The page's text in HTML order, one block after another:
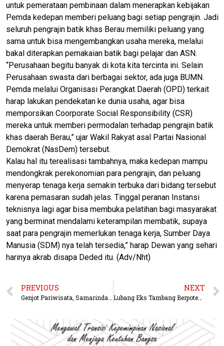
untuk pemerataan pembinaan dalam menerapkan kebijakan
Pemda kedepan memberi peluang bagi setiap pengrajin. Jadi
seluruh pengrajin batik khas Berau memiliki peluang yang
sama untuk bisa mengembangkan usaha mereka, melalui
bakal diterapkan pemakaian batik bagi pelajar dan ASN.
“Perusahaan begitu banyak di kota kita tercinta ini. Selain
Perusahaan swasta dari berbagai sektor, ada juga BUMN.
Pemda melalui Organisasi Perangkat Daerah (OPD) terkait
harap lakukan pendekatan ke dunia usaha, agar bisa
memporsikan Coorporate Social Responsibility (CSR)
mereka untuk memberi permodalan terhadap pengrajin batik
khas daerah Berau,” ujar Wakil Rakyat asal Partai Nasional
Demokrat (NasDem) tersebut.
Kalau hal itu terealisasi tambahnya, maka kedepan mampu
mendongkrak perekonomian para pengrajin, dan peluang
menyerap tenaga kerja semakin terbuka dari bidang tersebut
karena pemasaran sudah jelas. Tinggal peranan Instansi
teknisnya lagi agar bisa membuka pelatihan bagi masyarakat
yang berminat mendalami keterampilan membatik, supaya
saat para pengrajin memerlukan tenaga kerja, Sumber Daya
Manusia (SDM) nya telah tersedia,” harap Dewan yang sehari
harinya akrab disapa Deded itu. (Adv/Nht)
PREVIOUS NEXT
Lubang Eks Tambang Berpotensi Jadi Destinasi Wisata Samarinda, Tapi Belum Ada Investor